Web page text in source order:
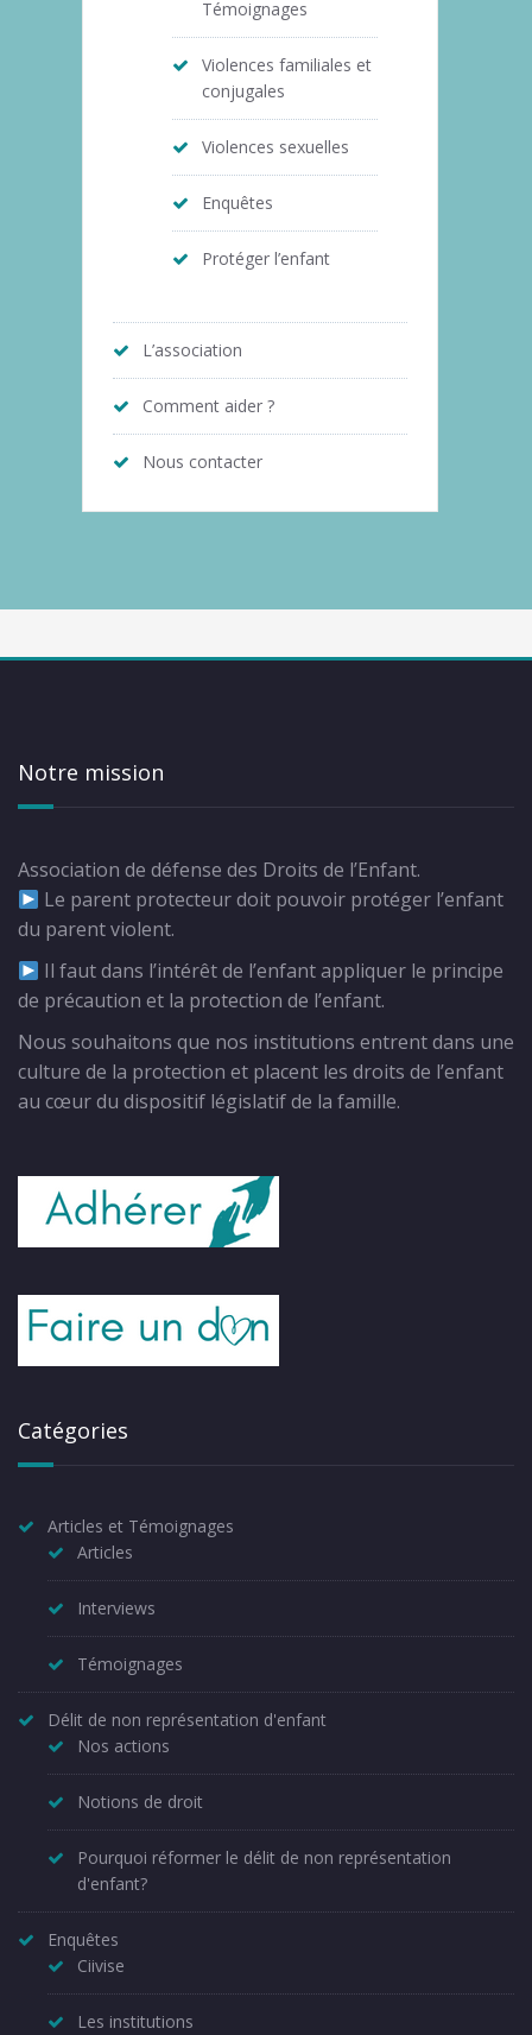
Témoignages
Violences familiales et
conjugales
Violences sexuelles
Enquêtes
Protéger l’enfant
L’association
Comment aider ?
Nous contacter
Notre mission
Association de défense des Droits de l’Enfant.
Le parent protecteur doit pouvoir protéger l’enfant
du parent violent.
Il faut dans l’intérêt de l’enfant appliquer le principe
de précaution et la protection de l’enfant.
Nous souhaitons que nos institutions entrent dans une
culture de la protection et placent les droits de l’enfant
au cœur du dispositif législatif de la famille.
Catégories
Articles et Témoignages
Articles
Interviews
Témoignages
Délit de non représentation d'enfant
Nos actions
Notions de droit
Pourquoi réformer le délit de non représentation
d'enfant?
Enquêtes
Ciivise
Les institutions